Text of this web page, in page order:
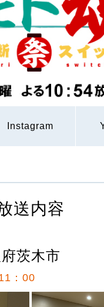
Instagram
送内容
茨木市
：00